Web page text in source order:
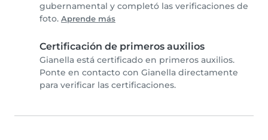
gubernamental y completó las verificaciones de
foto. Aprende más
Certificación de primeros auxilios
Gianella está certificado en primeros auxilios.
Ponte en contacto con Gianella directamente
para verificar las certificaciones.